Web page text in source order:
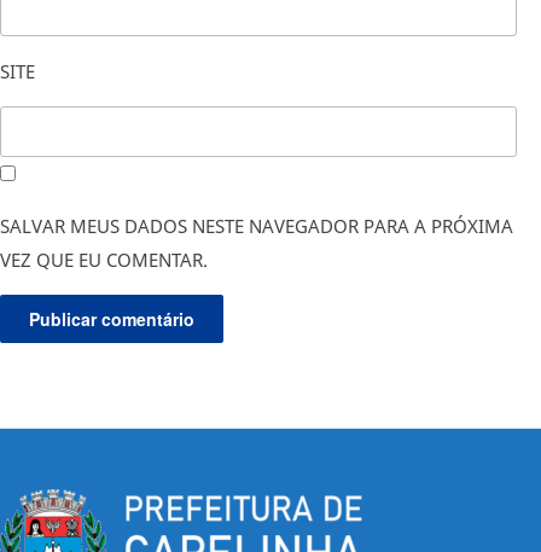
SITE
SALVAR MEUS DADOS NESTE NAVEGADOR PARA A PRÓXIMA
VEZ QUE EU COMENTAR.